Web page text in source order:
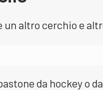
altro cerchio e
da hockey o